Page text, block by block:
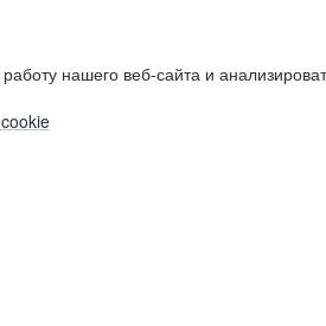
нашего веб-сайта и